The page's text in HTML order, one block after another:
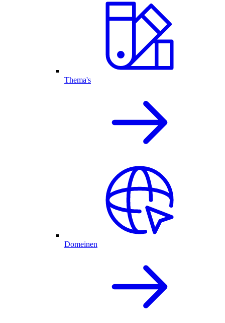
Thema's
Domeinen